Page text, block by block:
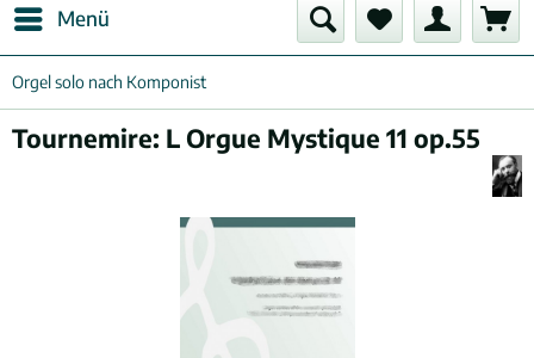
Menü
Orgel solo nach Komponist
Tournemire: L Orgue Mystique 11 op.55